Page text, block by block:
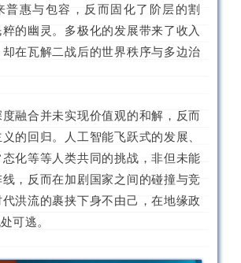
普惠与包容，反而固化了阶层的割
的幽灵。多极化的发展带来了收入
在瓦解二战后的世界秩序与多边治
融合并未实现价值观的和解，反而
的回归。人工智能飞跃式的发展、
化等等人类共同的挑战，非但未能
，反而在加剧国家之间的碰撞与竞
洪流的裹挟下身不由己，在地缘政
可逃。